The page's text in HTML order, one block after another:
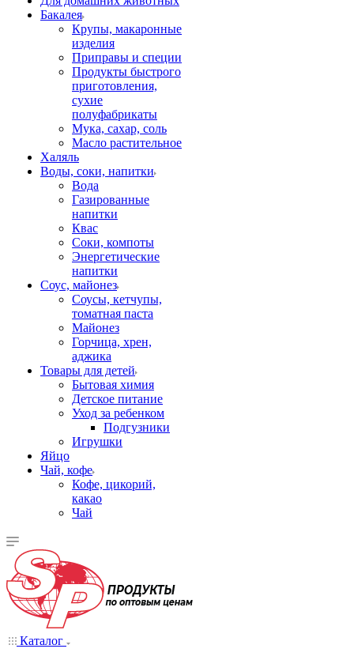
Бакалея
Крупы, макаронные
изделия
Приправы и специи
Продукты быстрого
приготовления,
сухие
полуфабрикаты
Мука, сахар, соль
Масло растительное
Халяль
Воды, соки, напитки
Вода
Газированные
напитки
Квас
Соки, компоты
Энергетические
напитки
Соус, майонез
Соусы, кетчупы,
томатная паста
Майонез
Горчица, хрен,
аджика
Товары для детей
Бытовая химия
Детское питание
Уход за ребенком
Подгузники
Игрушки
Яйцо
Чай, кофе
Кофе, цикорий,
какао
Чай
Каталог